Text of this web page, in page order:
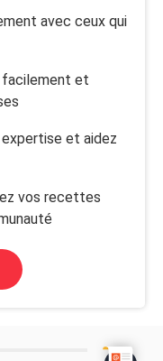
avec ceux qui
facilement et
et aidez
vos recettes